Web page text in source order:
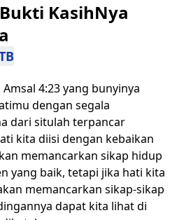
KasihNya
4:23 yang bunyinya
dengan segala
dari situlah terpancar
kita diisi dengan kebaikan
memancarkan sikap hidup
yang baik, tetapi jika hati kita
memancarkan sikap-sikap
dapat kita lihat di